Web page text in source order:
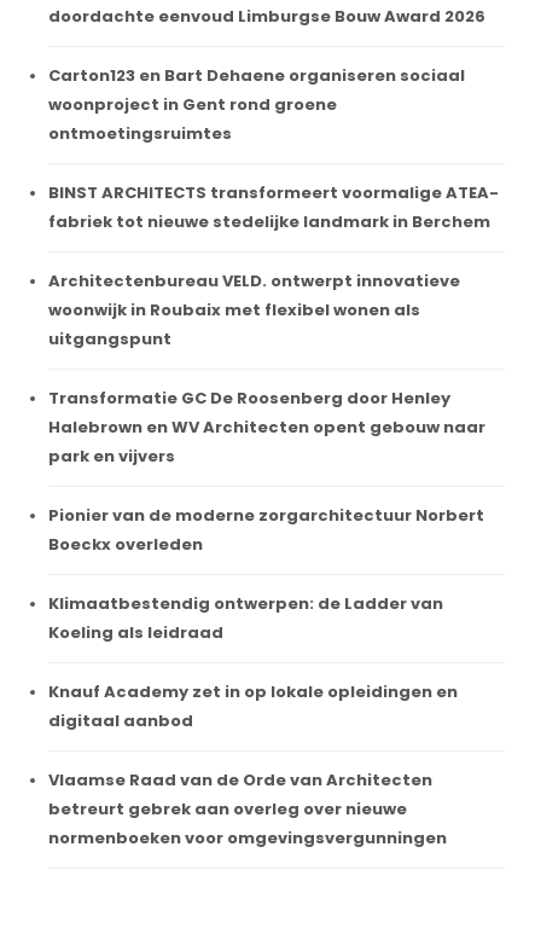
doordachte eenvoud Limburgse Bouw Award 2026
Carton123 en Bart Dehaene organiseren sociaal
woonproject in Gent rond groene
ontmoetingsruimtes
BINST ARCHITECTS transformeert voormalige ATEA-
fabriek tot nieuwe stedelijke landmark in Berchem
Architectenbureau VELD. ontwerpt innovatieve
woonwijk in Roubaix met flexibel wonen als
uitgangspunt
Transformatie GC De Roosenberg door Henley
Halebrown en WV Architecten opent gebouw naar
park en vijvers
Pionier van de moderne zorgarchitectuur Norbert
Boeckx overleden
Klimaatbestendig ontwerpen: de Ladder van
Koeling als leidraad
Knauf Academy zet in op lokale opleidingen en
digitaal aanbod
Vlaamse Raad van de Orde van Architecten
betreurt gebrek aan overleg over nieuwe
normenboeken voor omgevingsvergunningen